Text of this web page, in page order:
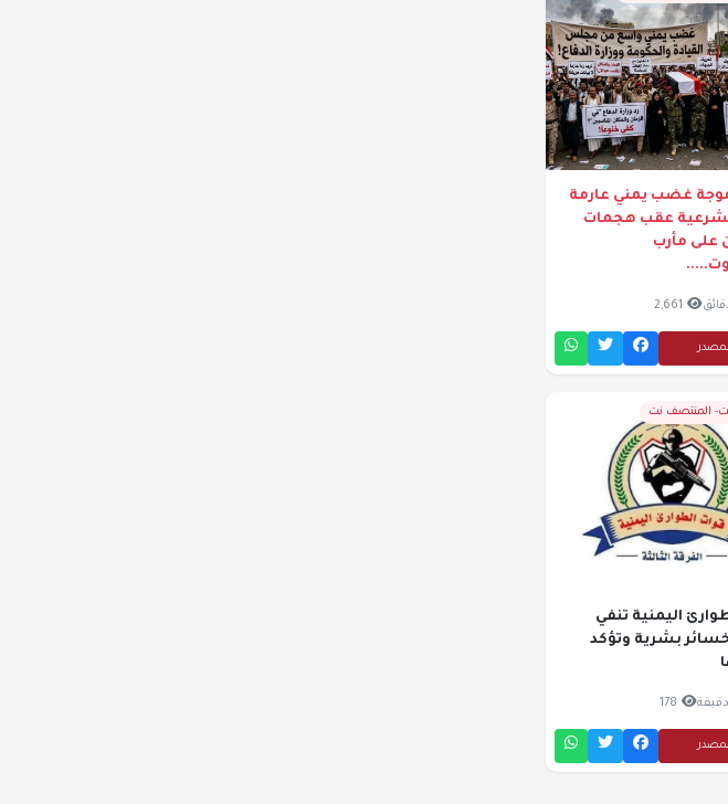
غضب يمني عارمة
عقب هجمات
على مأرب
2,661
المنتصف نت
اليمنية تنفي
بشرية وتؤكد
178